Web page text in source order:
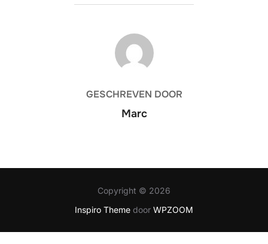
BERICHTAUTEUR
GESCHREVEN DOOR
Marc
Copyright © 2026
Inspiro Theme door WPZOOM